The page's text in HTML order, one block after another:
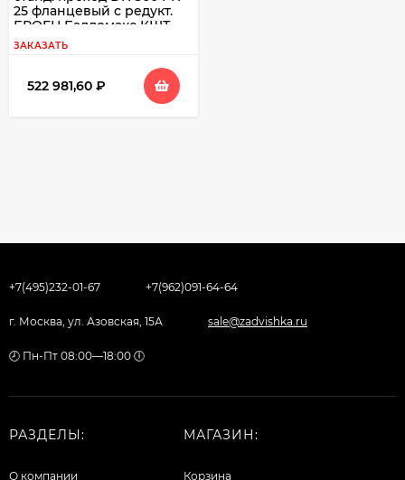
25 фланцевый с редукт.
БРОЕН Балломакс КШТ
61.103.300
ЗАКАЗАТЬ
522 981,60 ₽
+7(495)232-01-67 +7(962)091-64-64
г. Москва, ул. Азовская, 15А sale@zadvishka.ru
🕗 Пн-Пт 08:00—18:00 🕕
РАЗДЕЛЫ:
О компании
МАГАЗИН:
Корзина